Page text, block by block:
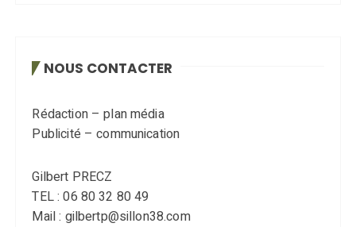
NOUS CONTACTER
Rédaction – plan média
Publicité – communication
Gilbert PRECZ
TEL : 06 80 32 80 49
Mail : gilbertp@sillon38.com